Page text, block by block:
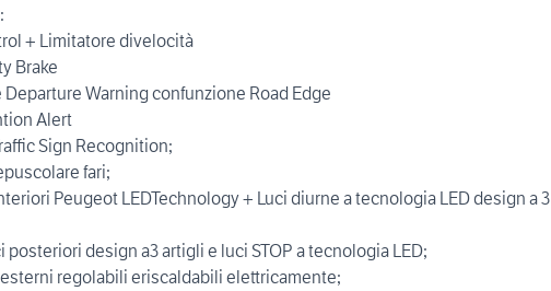
+ Limitatore divelocità
Brake
Departure Warning confunzione Road Edge
Alert
Sign Recognition;
fari;
Peugeot LEDTechnology + Luci diurne a tecnologia LED design a 3
posteriori design a3 artigli e luci STOP a tecnologia LED;
regolabili eriscaldabili elettricamente;